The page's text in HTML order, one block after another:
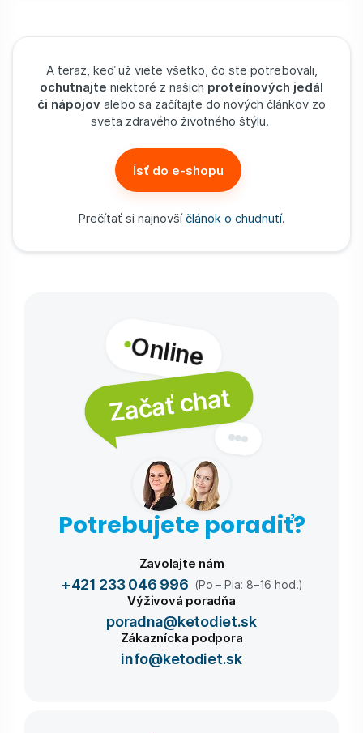
A teraz, keď už viete všetko, čo ste potrebovali,
ochutnajte niektoré z našich proteínových jedál
či nápojov alebo sa začítajte do nových článkov zo
sveta zdravého životného štýlu.
Ísť do e-shopu
Prečítať si najnovšíčlánok o chudnutí.
Online
Začať chat
Potrebujete poradiť?
Zavolajte nám
+421 233 046 996 (Po – Pia: 8–16 hod.)
Výživová poradňa
poradna@ketodiet.sk
Zákaznícka podpora
info@ketodiet.sk